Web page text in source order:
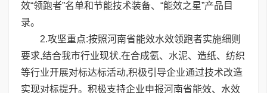
效“领跑者”名单和节能技术装备、“能效之星”产品目
录。
2.攻坚重点:按照河南省能效水效领跑者实施细则
要求,结合我市行业现状,在合成氨、水泥、造纸、纺织
等行业开展对标达标活动,积极引导企业通过技术改造
实现对标提升。积极支持企业申报河南省能效、水效